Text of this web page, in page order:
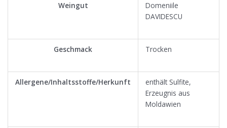
Weingut
Domeniile
DAVIDESCU
Geschmack Trocken
Allergene/Inhaltsstoffe/Herkunft
enthält Sulfite,
Erzeugnis aus
Moldawien